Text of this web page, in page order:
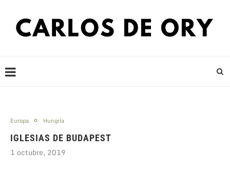
Europa Hungría
IGLESIAS DE BUDAPEST
1 octubre, 2019